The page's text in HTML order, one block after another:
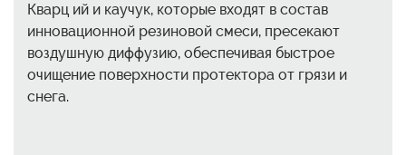
Кварц ий и каучук, которые входят в состав
инновационной резиновой смеси, пресекают
воздушную диффузию, обеспечивая быстрое
очищение поверхности протектора от грязи и
снега.